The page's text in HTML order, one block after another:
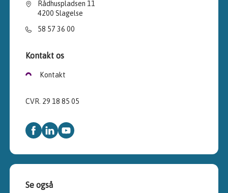
Rådhuspladsen 11
4200 Slagelse
58 57 36 00
Kontakt os
Kontakt
CVR. 29 18 85 05
Se også